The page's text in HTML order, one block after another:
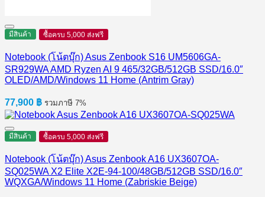
มีสินค้า ซื้อครบ 5,000 ส่งฟรี
Notebook (โน้ตบุ๊ก) Asus Zenbook S16 UM5606GA-
SR929WA AMD Ryzen AI 9 465/32GB/512GB SSD/16.0″
OLED/AMD/Windows 11 Home (Antrim Gray)
77,900 ฿ รวมภาษี 7%
มีสินค้า ซื้อครบ 5,000 ส่งฟรี
Notebook (โน้ตบุ๊ก) Asus Zenbook A16 UX3607OA-
SQ025WA X2 Elite X2E-94-100/48GB/512GB SSD/16.0″
WQXGA/Windows 11 Home (Zabriskie Beige)